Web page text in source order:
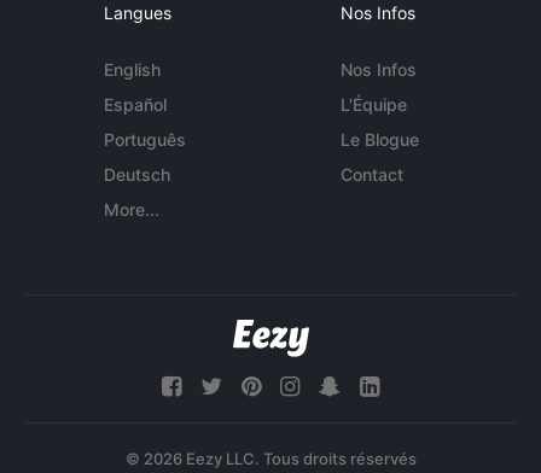
Langues
English
Español
Português
Deutsch
More...
Nos Infos
Nos Infos
L'Équipe
Le Blogue
Contact
© 2026 Eezy LLC. Tous droits réservés